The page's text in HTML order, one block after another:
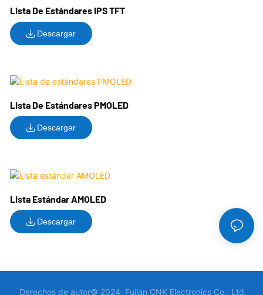
Lista De Estándares IPS TFT
Descargar
Lista De Estándares PMOLED
Descargar
Lista Estándar AMOLED
Descargar
Derechos de autor© 2024 Fujian CNK Electronics Co., Ltd.